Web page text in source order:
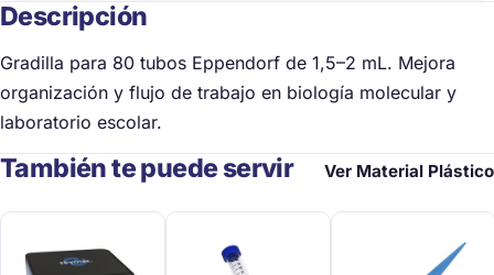
Descripción
Gradilla para 80 tubos Eppendorf de 1,5–2 mL. Mejora
organización y flujo de trabajo en biología molecular y
laboratorio escolar.
También te puede servir Ver Material Plástico